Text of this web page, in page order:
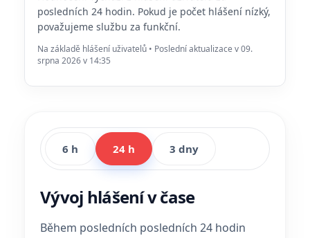
posledních 24 hodin. Pokud je počet hlášení nízký,
považujeme službu za funkční.
Na základě hlášení uživatelů • Poslední aktualizace v 09.
srpna 2026 v 14:35
6 h 24 h 3 dny
Vývoj hlášení v čase
Během posledních posledních 24 hodin